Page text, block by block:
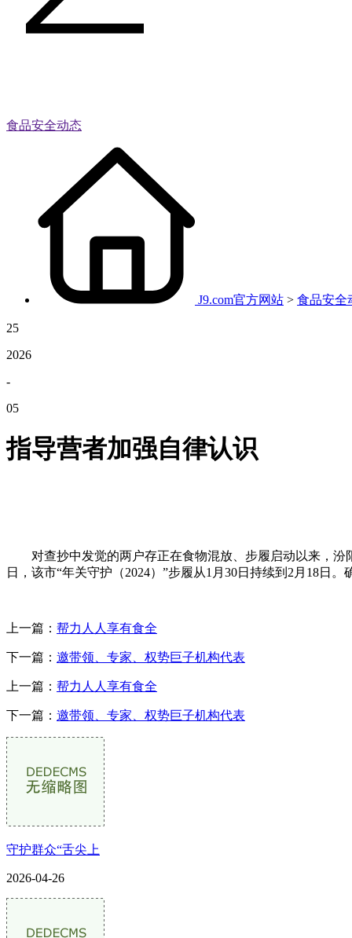
食品安全动态
J9.com官方网站 > 食品安全
25
2026
-
05
指导营者加强自律认识
对查抄中发觉的两户存正在食物混放、步履启动以来，汾
日，该市“年关守护（2024）”步履从1月30日持续到2月18日
上一篇： 帮力人人享有食全
下一篇： 邀带领、专家、权势巨子机构代表
上一篇： 帮力人人享有食全
下一篇： 邀带领、专家、权势巨子机构代表
守护群众“舌尖上
2026-04-26